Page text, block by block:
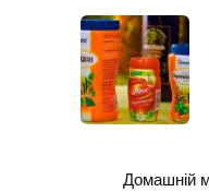
Домашній